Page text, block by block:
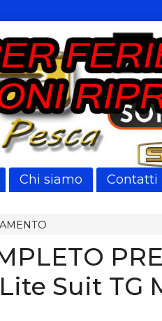
Chi siamo Contatti
Suit TG